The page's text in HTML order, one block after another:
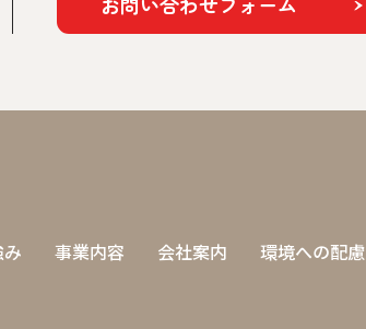
事業内容 会社案内 環境への配慮